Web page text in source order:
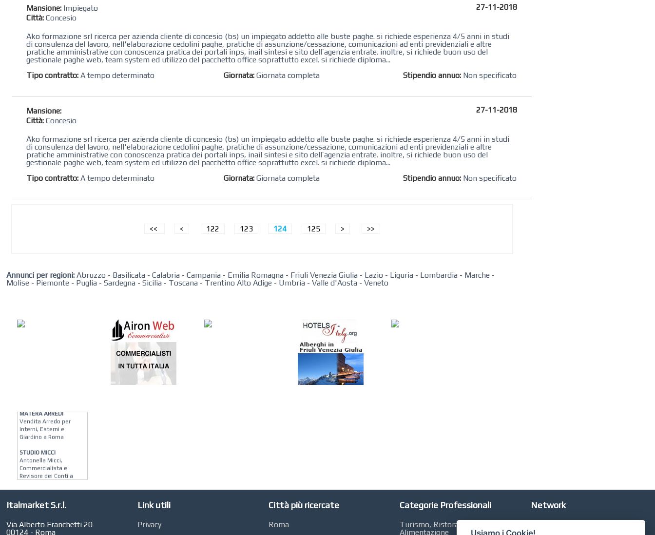
Mansione: Impiegato
Città: Concesio
27-11-2018
Ako formazione srl ricerca per azienda cliente di concesio (bs) un impiegato addetto alle buste paghe. si richiede esperienza 4/5 anni in studi
di consulenza del lavoro, nell'elaborazione cedolini paghe, pratiche di assunzione/cessazione, comunicazioni ad enti previdenziali e altre
pratiche amministrative con conoscenza pratica dei portali inps, inail sintesi e sito dell’agenzia entrate. inoltre, si richiede buon uso del
gestionale paghe web, team system ed utilizzo del pacchetto office soprattutto excel. si richiede diploma...
Tipo contratto: A tempo determinato Giornata: Giornata completa Stipendio annuo: Non specificato
Mansione:
Città: Concesio
27-11-2018
Ako formazione srl ricerca per azienda cliente di concesio (bs) un impiegato addetto alle buste paghe. si richiede esperienza 4/5 anni in studi
di consulenza del lavoro, nell'elaborazione cedolini paghe, pratiche di assunzione/cessazione, comunicazioni ad enti previdenziali e altre
pratiche amministrative con conoscenza pratica dei portali inps, inail sintesi e sito dell’agenzia entrate. inoltre, si richiede buon uso del
gestionale paghe web, team system ed utilizzo del pacchetto office soprattutto excel. si richiede diploma...
Tipo contratto: A tempo determinato Giornata: Giornata completa Stipendio annuo: Non specificato
<< < 122 123 124 125 > >>
Annunci per regioni: Abruzzo - Basilicata -Calabria -Campania - Emilia Romagna - Friuli Venezia Giulia - Lazio - Liguria - Lombardia - Marche -
Molise - Piemonte - Puglia -Sardegna -Sicilia - Toscana - Trentino Alto Adige - Umbria -Valle d'Aosta -Veneto
Vendita Arredo per
Interni, Esterni e
Giardino a Roma
Antonella Micci,
Commercialista e
Revisore dei Conti a
Roma
COLA
Azienda Agricola a
Italmarket S.r.l.
Via Alberto Franchetti 20
00124 - Roma
Link utili
Privacy
Città più ricercate
Roma
Categorie Professionali
Turismo, Ristorazione,
Alimentazione
Network